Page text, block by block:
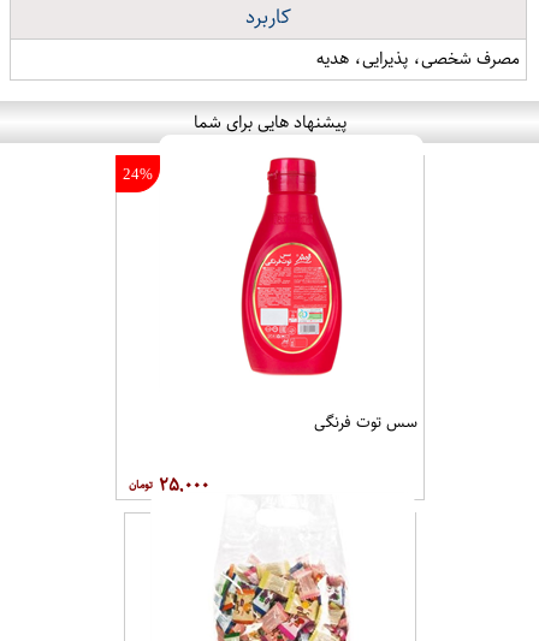
کاربرد
مصرف شخصی، پذیرایی، هدیه
پیشنهاد هایی برای شما
24%
سس توت فرنگی
۲۵,۰۰۰